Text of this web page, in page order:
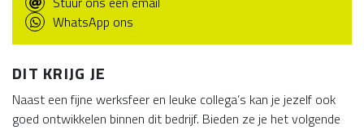
WhatsApp ons
DIT KRIJG JE
Naast een fijne werksfeer en leuke collega’s kan je jezelf ook
goed ontwikkelen binnen dit bedrijf. Bieden ze je het volgende